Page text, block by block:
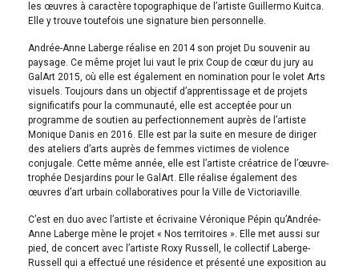
les œuvres à caractère topographique de l’artiste Guillermo Kuitca.
Elle y trouve toutefois une signature bien personnelle.
Andrée-Anne Laberge réalise en 2014 son projet Du souvenir au
paysage. Ce même projet lui vaut le prix Coup de cœur du jury au
GalArt 2015, où elle est également en nomination pour le volet Arts
visuels. Toujours dans un objectif d’apprentissage et de projets
significatifs pour la communauté, elle est acceptée pour un
programme de soutien au perfectionnement auprès de l’artiste
Monique Danis en 2016. Elle est par la suite en mesure de diriger
des ateliers d’arts auprès de femmes victimes de violence
conjugale. Cette même année, elle est l’artiste créatrice de l’œuvre-
trophée Desjardins pour le GalArt. Elle réalise également des
œuvres d’art urbain collaboratives pour la Ville de Victoriaville.
C’est en duo avec l’artiste et écrivaine Véronique Pépin qu’Andrée-
Anne Laberge mène le projet « Nos territoires ». Elle met aussi sur
pied, de concert avec l’artiste Roxy Russell, le collectif Laberge-
Russell qui a effectué une résidence et présenté une exposition au